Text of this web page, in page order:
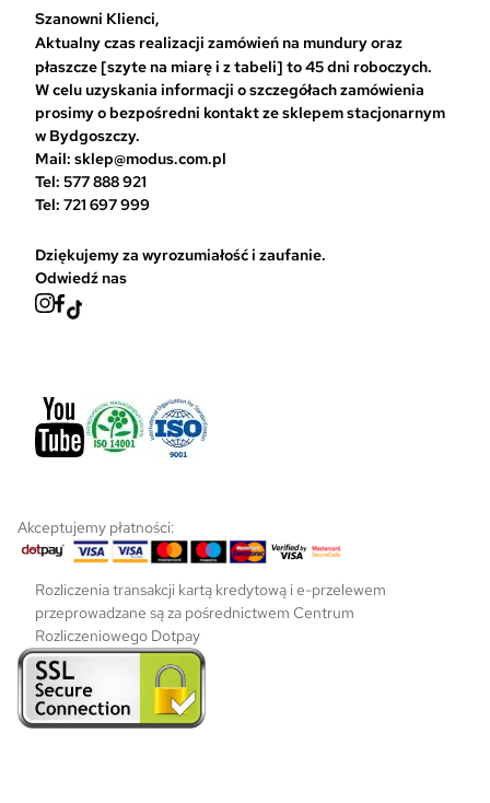
a
ć
n
a
i
Szanowni Klienci,
Aktualny czas realizacji zamówień na mundury oraz
płaszcze [szyte na miarę i z tabeli] to 45 dni roboczych.
W celu uzyskania informacji o szczegółach zamówienia
prosimy o bezpośredni kontakt ze sklepem stacjonarnym
w Bydgoszczy.
Mail: sklep@modus.com.pl
Tel: 577 888 921
Tel: 721 697 999
Dziękujemy za wyrozumiałość i zaufanie.
Odwiedź nas
Akceptujemy płatności:
Rozliczenia transakcji kartą kredytową i e-przelewem
przeprowadzane są za pośrednictwem Centrum
Rozliczeniowego Dotpay